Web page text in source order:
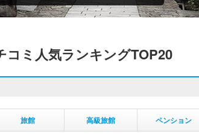
ミ人気ランキングTOP20
旅館 高級旅館 ペンション